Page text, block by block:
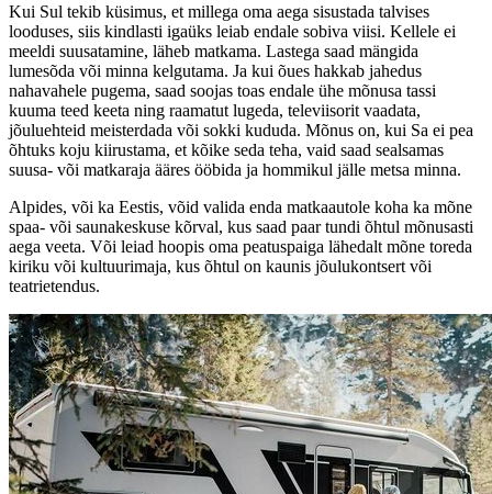
Kui Sul tekib küsimus, et millega oma aega sisustada talvises
looduses, siis kindlasti igaüks leiab endale sobiva viisi. Kellele ei
meeldi suusatamine, läheb matkama. Lastega saad mängida
lumesõda või minna kelgutama. Ja kui õues hakkab jahedus
nahavahele pugema, saad soojas toas endale ühe mõnusa tassi
kuuma teed keeta ning raamatut lugeda, televiisorit vaadata,
jõuluehteid meisterdada või sokki kududa. Mõnus on, kui Sa ei pea
õhtuks koju kiirustama, et kõike seda teha, vaid saad sealsamas
suusa- või matkaraja ääres ööbida ja hommikul jälle metsa minna.
Alpides, või ka Eestis, võid valida enda matkaautole koha ka mõne
spaa- või saunakeskuse kõrval, kus saad paar tundi õhtul mõnusasti
aega veeta. Või leiad hoopis oma peatuspaiga lähedalt mõne toreda
kiriku või kultuurimaja, kus õhtul on kaunis jõulukontsert või
teatrietendus.